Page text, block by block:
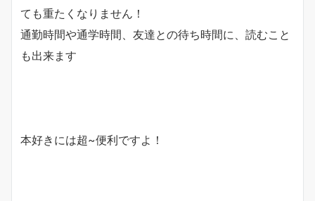
ても重たくなりません！
通勤時間や通学時間、友達との待ち時間に、読むこと
も出来ます
本好きには超~便利ですよ！